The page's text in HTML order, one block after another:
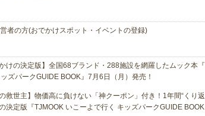
者の方(おでかけスポット・イベントの登録)
けの決定版】全国68ブランド・288施設を網羅したムック本
ズパークGUIDE BOOK』7月6日（月）発売！
救世主】物価高に負けない「神クーポン」付き！1年間“くり
決定版『TJMOOK いこーよで行く キッズパークGUIDE